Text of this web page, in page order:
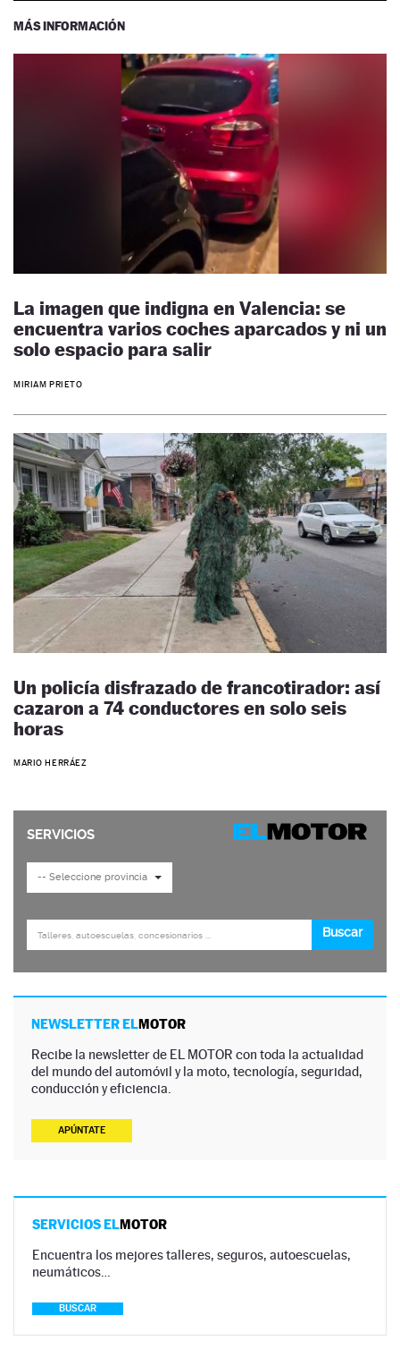
MÁS INFORMACIÓN
La imagen que indigna en Valencia: se
encuentra varios coches aparcados y ni un
solo espacio para salir
MIRIAM PRIETO
Un policía disfrazado de francotirador: así
cazaron a 74 conductores en solo seis
horas
MARIO HERRÁEZ
NEWSLETTER ELMOTOR
Recibe la newsletter de EL MOTOR con toda la actualidad
del mundo del automóvil y la moto, tecnología, seguridad,
conducción y eficiencia.
APÚNTATE
SERVICIOS ELMOTOR
Encuentra los mejores talleres, seguros, autoescuelas,
neumáticos…
BUSCAR